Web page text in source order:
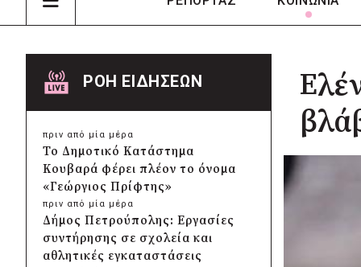
ΡΟΗ ΕΙΔΗΣΕΩΝ
πριν από μία μέρα
Το Δημοτικό Κατάστημα
Κουβαρά φέρει πλέον το όνομα
«Γεώργιος Πρίφτης»
πριν από μία μέρα
Δήμος Πετρούπολης: Εργασίες
συντήρησης σε σχολεία και
αθλητικές εγκαταστάσεις